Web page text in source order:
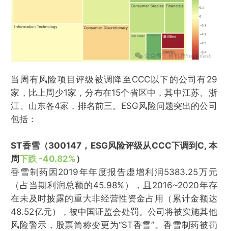
当周有风险项目评级被调降至CCC以下的公司有29
家，比上周少1家，分布在15个省区中，其中江苏、浙
江、山东各4家，排名前三。ESG风险问题突出的公司
包括：
ST香雪（300147，ESG风险评级从CCC下调到C, 本
周下跌 -40.82%）
香雪制药因2019年年度报告虚增利润5383.25万元
（占当期利润总额的45.98%），且2016~2020年存
在未及时披露的重大非经营性资金占用（累计金额达
48.52亿元），被中国证监会处罚。公司将被实施其他
风险警示，股票简称变更为“ST香雪”。香雪制药被罚